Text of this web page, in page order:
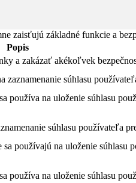
zaisťujú základné funkcie a
Popis
a zakázať akékoľvek
súhlasu
používa na uloženie súhlasu
súhlasu používateľa
používajú na uloženie súhlasu
používa na uloženie súhlasu